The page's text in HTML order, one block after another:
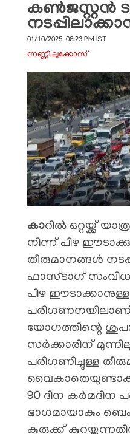
കൺജസ്റ്റൻ
01/10/2025 06:23 PM IST
സണ്ണി ലുക്കോസ്
കാറിൽ ഒറ്റയ്ക്ക്
നിന്ന് പിഴ
തീരുമാനങ്ങൾ
ഫാസ്ടാഗ്
പിഴ ഈടാക്കാനുള്ള
യോഗത്തിന്റെ
സർക്കാരിന്
പരിഗണിച്ചുള്ള
90 ദിന കർമദിന
ഭാഗമായാകും
കുരുക്ക്